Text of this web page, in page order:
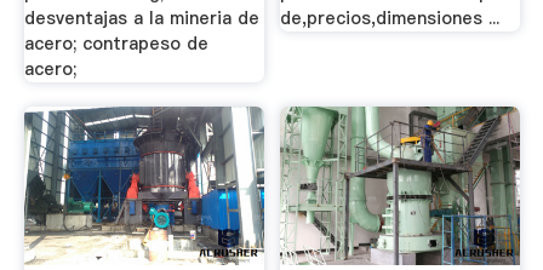
desventajas a la mineria de
acero; contrapeso de
acero;
de,precios,dimensiones ...